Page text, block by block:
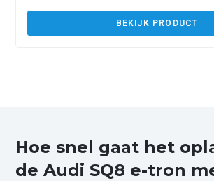
BEKIJK PRODUCT
Hoe snel gaat het
de Audi SQ8 e-tron